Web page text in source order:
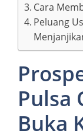
Cara
Peluang
Pulsa
Buka